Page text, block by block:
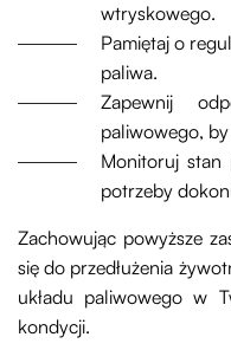
wtryskowego.
Pamiętaj o
paliwa.
Zapewnij
paliwowego,
Monitoruj
potrzeby
Zachowując powyższe
się do przedłużenia
układu paliwowego w
kondycji.